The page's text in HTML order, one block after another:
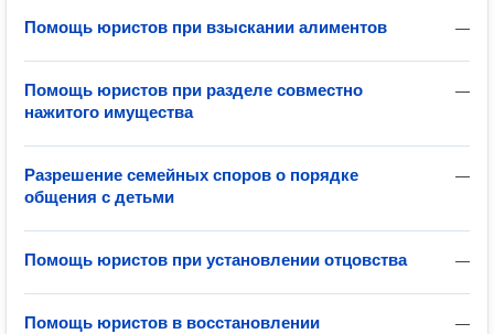
—
Помощь юристов при взыскании алиментов
—
Помощь юристов при разделе совместно
нажитого имущества
—
Разрешение семейных споров о порядке
общения с детьми
—
Помощь юристов при установлении отцовства
—
Помощь юристов в восстановлении